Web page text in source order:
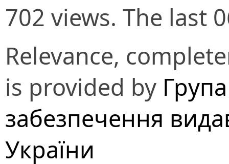
702 views. The last
Relevance,
is provided by
забезпечення
України